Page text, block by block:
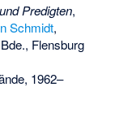
Predigten,
Schmidt,
Flensburg
1962–